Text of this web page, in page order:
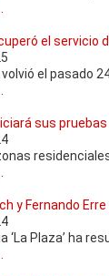
el servicio
volvió el pasado
sus
y Fernando
‘La Plaza’ ha